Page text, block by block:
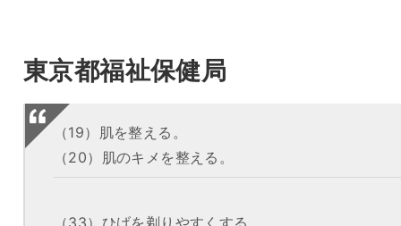
東京都福祉保健局
（19）肌を整える。
（20）肌のキメを整える。
（33）ひげを剃りやすくする。